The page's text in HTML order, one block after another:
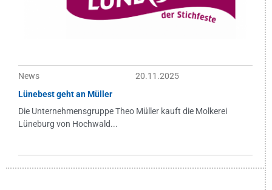
News
20.11.2025
Lünebest geht an Müller
Die Unternehmensgruppe Theo Müller kauft die Molkerei
Lüneburg von Hochwald...